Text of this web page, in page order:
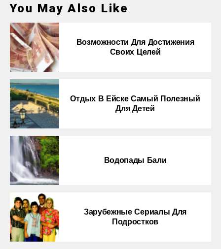
You May Also Like
Возможности Для Достижения
Своих Целей
Отдых В Ейске Самый Полезный
Для Детей
Водопады Бали
Зарубежные Сериалы Для
Подростков